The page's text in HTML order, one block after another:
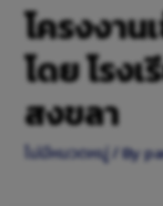
โครงงาน
โดย โรง
สงขลา
ไม่มีหมวดหมู่/ By